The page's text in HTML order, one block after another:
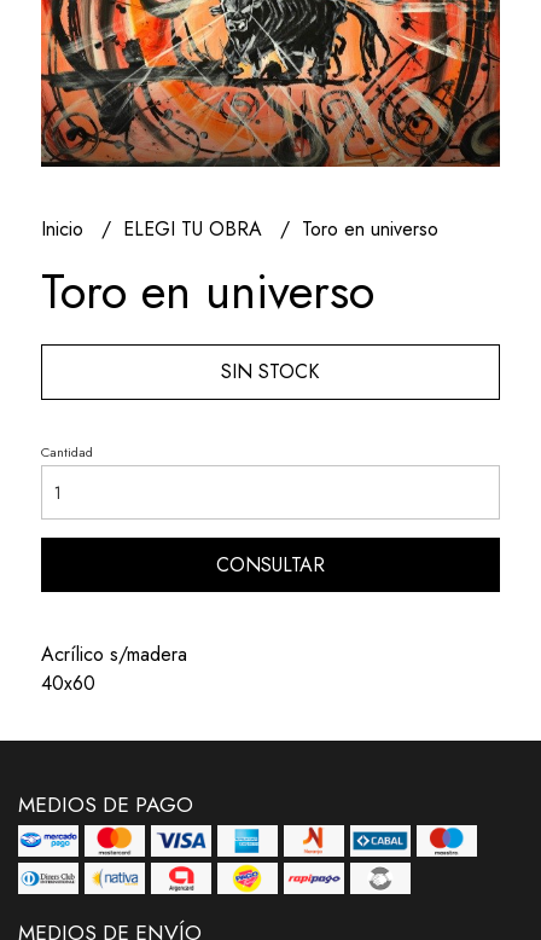
Inicio ELEGI TU OBRA Toro en universo
Toro en universo
SIN STOCK
Cantidad
CONSULTAR
Acrílico s/madera
40x60
MEDIOS DE PAGO
MEDIOS DE ENVÍO